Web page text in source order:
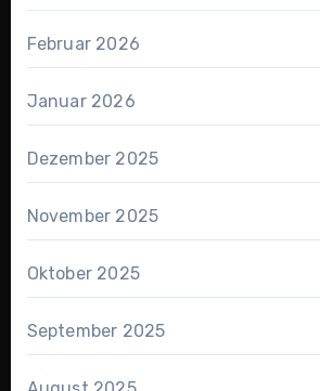
Februar 2026
Januar 2026
Dezember 2025
November 2025
Oktober 2025
September 2025